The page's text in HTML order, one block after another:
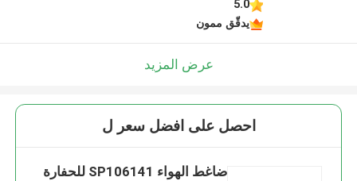
5.0
يدقّق ممون
عرض المزيد
احصل على افضل سعر ل
ضاغط الهواء SP106141 للحفارة